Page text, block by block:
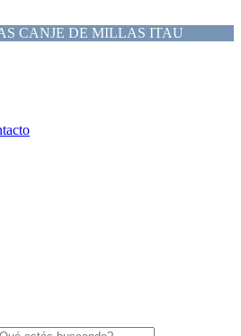
CANJE DE MILLAS ITAU